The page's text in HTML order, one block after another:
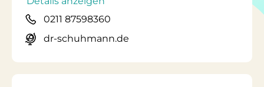
0211 87598360
dr-schuhmann.de